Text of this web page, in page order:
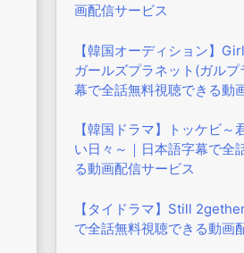
画配信サービス
【韓国オーディション】
ガールズプラネット(ガル
幕で全話無料視聴できる動
【韓国ドラマ】トッケビ～
い日々～｜日本語字幕で全
る動画配信サービス
【タイドラマ】Still
で全話無料視聴できる動画